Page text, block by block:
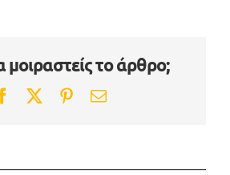
μοιραστείς το άρθρο;
Facebook
TwitterPinterest
Email